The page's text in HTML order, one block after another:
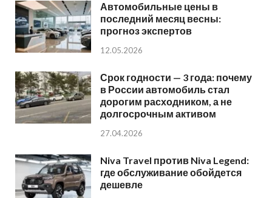
Автомобильные цены в
последний месяц весны:
прогноз экспертов
12.05.2026
Срок годности — 3 года: почему
в России автомобиль стал
дорогим расходником, а не
долгосрочным активом
27.04.2026
Niva Travel против Niva Legend:
где обслуживание обойдется
дешевле